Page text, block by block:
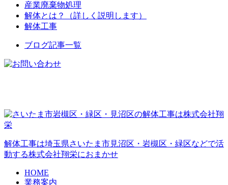
産業廃棄物処理
解体とは？（詳しく説明します）
解体工事
ブログ記事一覧
解体工事は埼玉県さいたま市見沼区・岩槻区・緑区などで活
動する株式会社翔栄におまかせ
HOME
業務案内